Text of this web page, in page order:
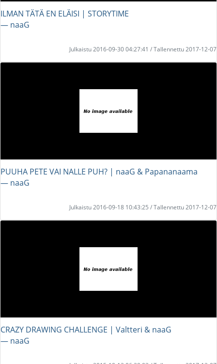
ILMAN TÄTÄ EN ELÄISI | STORYTIME
― naaG
Julkaistu 2016-09-30 04:27:41 / Tallennettu 2017-12-07
PUUHA PETE VAI NALLE PUH? | naaG & Papananaama
― naaG
Julkaistu 2016-09-18 10:43:25 / Tallennettu 2017-12-07
CRAZY DRAWING CHALLENGE | Valtteri & naaG
― naaG